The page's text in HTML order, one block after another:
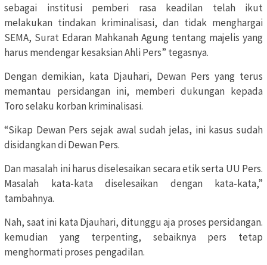
sebagai institusi pemberi rasa keadilan telah ikut
melakukan tindakan kriminalisasi, dan tidak menghargai
SEMA, Surat Edaran Mahkanah Agung tentang majelis yang
harus mendengar kesaksian Ahli Pers” tegasnya.
Dengan demikian, kata Djauhari, Dewan Pers yang terus
memantau persidangan ini, memberi dukungan kepada
Toro selaku korban kriminalisasi.
“Sikap Dewan Pers sejak awal sudah jelas, ini kasus sudah
disidangkan di Dewan Pers.
Dan masalah ini harus diselesaikan secara etik serta UU Pers.
Masalah kata-kata diselesaikan dengan kata-kata,”
tambahnya.
Nah, saat ini kata Djauhari, ditunggu aja proses persidangan.
kemudian yang terpenting, sebaiknya pers tetap
menghormati proses pengadilan.